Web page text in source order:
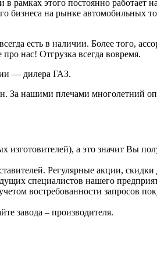
этого постоянно работает
бизнеса на рынке автомобильных
есть в наличии. Более того,
нас! Отгрузка всегда вовремя.
— дилера ГАЗ.
За нашими плечами многолетний
а это значит Вы
Регулярные акции,
специалистов нашего
востребованности запросов
завода – производителя.